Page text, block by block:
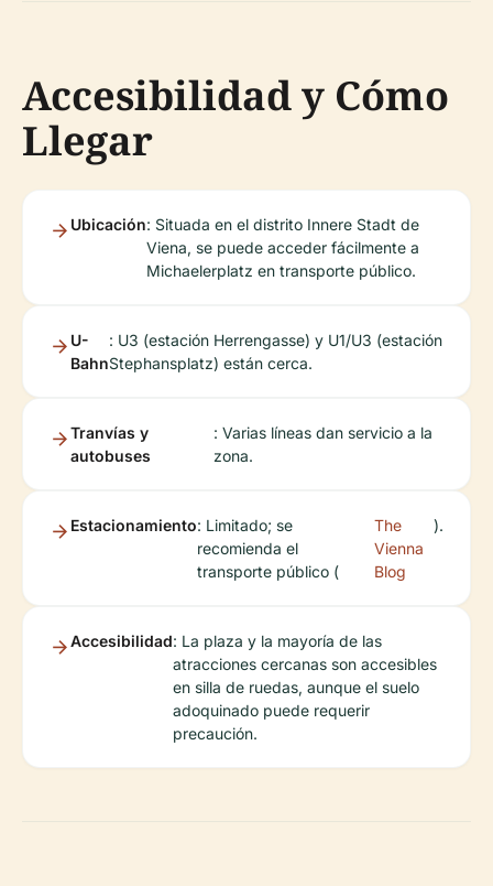
Accesibilidad y Cómo
Llegar
Ubicación: Situada en el distrito Innere Stadt de
Viena, se puede acceder fácilmente a
Michaelerplatz en transporte público.
U-
Bahn
: U3 (estación Herrengasse) y U1/U3 (estación
Stephansplatz) están cerca.
Tranvías y
autobuses
: Varias líneas dan servicio a la
zona.
Estacionamiento: Limitado; se
recomienda el
transporte público (
The
Vienna
Blog
).
Accesibilidad: La plaza y la mayoría de las
atracciones cercanas son accesibles
en silla de ruedas, aunque el suelo
adoquinado puede requerir
precaución.